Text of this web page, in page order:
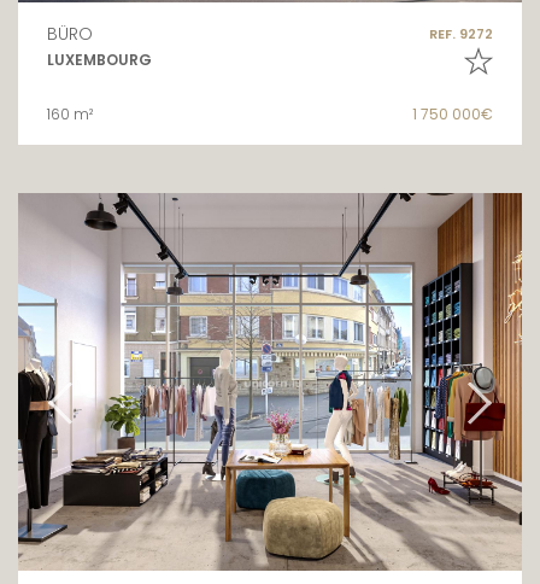
BÜRO REF. 9272
LUXEMBOURG
160 m² 1 750 000€